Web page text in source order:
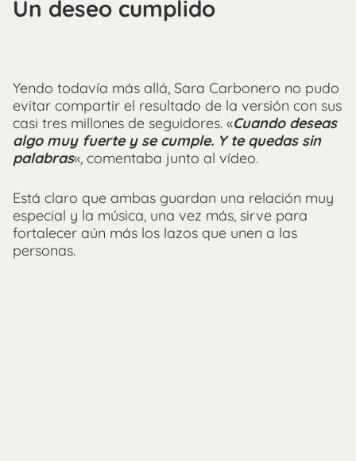
Un deseo cumplido
Yendo todavía más allá, Sara Carbonero no pudo
evitar compartir el resultado de la versión con sus
casi tres millones de seguidores. «Cuando deseas
algo muy fuerte y se cumple. Y te quedas sin
palabras«, comentaba junto al vídeo.
Está claro que ambas guardan una relación muy
especial y la música, una vez más, sirve para
fortalecer aún más los lazos que unen a las
personas.